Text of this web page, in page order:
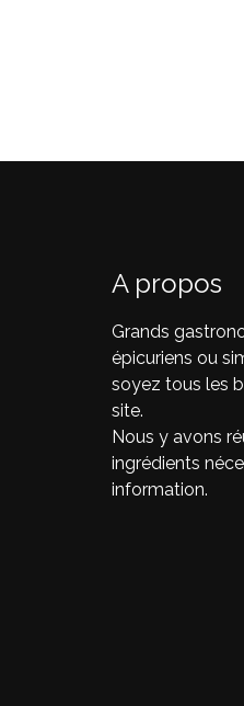
A propos
Grands
épicuriens ou
soyez tous les
site.
Nous y avons
ingrédients
information.